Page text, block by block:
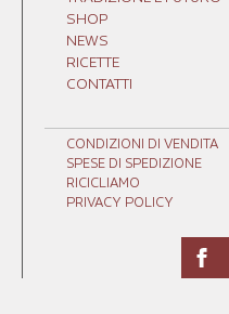
SHOP
NEWS
RICETTE
CONTATTI
CONDIZIONI DI VENDITA
SPESE DI SPEDIZIONE
RICICLIAMO
PRIVACY POLICY